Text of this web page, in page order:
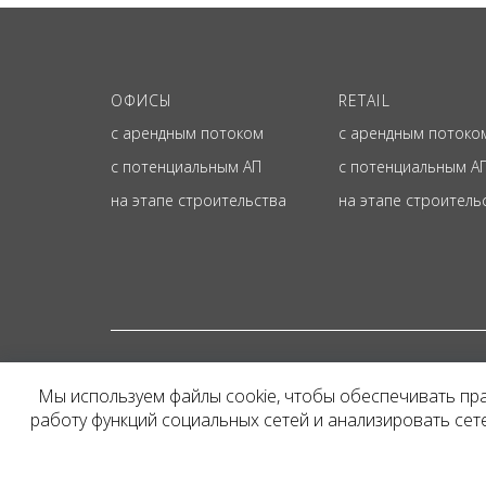
ОФИСЫ
с арендным потоком
с потенциальным АП
на этапе строительства
RETAIL
с арендным
с потенциальным
на этапе
Представленная на
и не является
Мы используем файлы cookie, чтобы обеспечивать
работу функций социальных сетей и анализировать